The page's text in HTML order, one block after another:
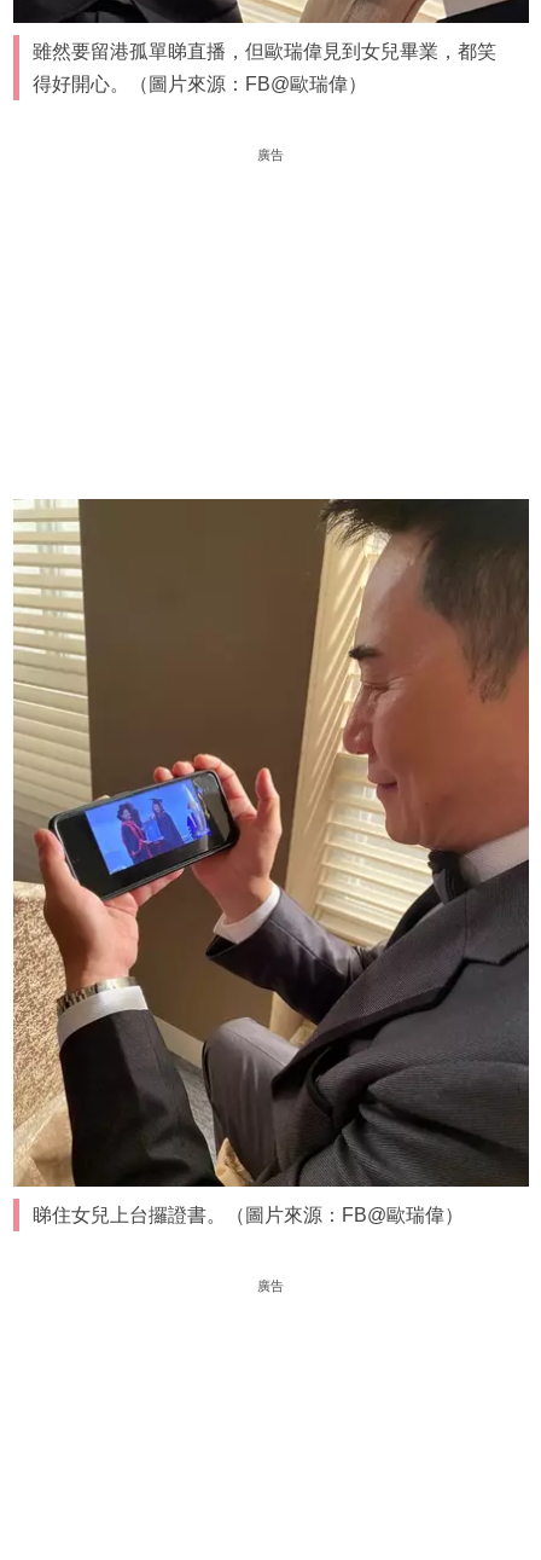
雖然要留港孤單睇直播，但歐瑞偉見到女兒畢業，都笑
得好開心。（圖片來源：FB@歐瑞偉）
廣告
睇住女兒上台攞證書。（圖片來源：FB@歐瑞偉）
廣告